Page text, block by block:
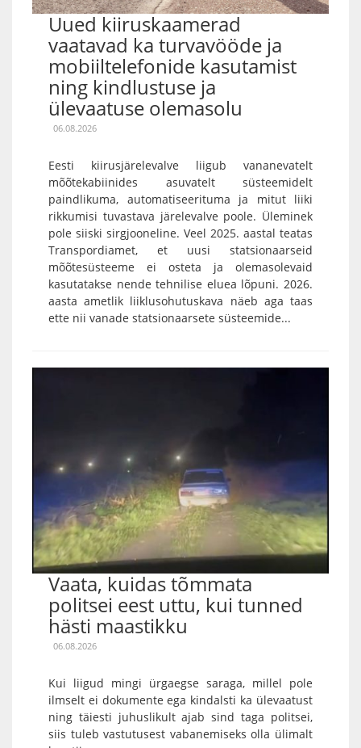
Uued kiiruskaamerad
vaatavad ka turvavööde ja
mobiiltelefonide kasutamist
ning kindlustuse ja
ülevaatuse olemasolu
06.08.2026
Eesti kiirusjärelevalve liigub vananevatelt
mõõtekabiinides asuvatelt süsteemidelt
paindlikuma, automatiseerituma ja mitut liiki
rikkumisi tuvastava järelevalve poole. Üleminek
pole siiski sirgjooneline. Veel 2025. aastal teatas
Transpordiamet, et uusi statsionaarseid
mõõtesüsteeme ei osteta ja olemasolevaid
kasutatakse nende tehnilise eluea lõpuni. 2026.
aasta ametlik liiklusohutuskava näeb aga taas
ette nii vanade statsionaarsete süsteemide...
Vaata, kuidas tõmmata
politsei eest uttu, kui tunned
hästi maastikku
06.08.2026
Kui liigud mingi ürgaegse saraga, millel pole
ilmselt ei dokumente ega kindalsti ka ülevaatust
ning täiesti juhuslikult ajab sind taga politsei,
siis tuleb vastutusest vabanemiseks olla ülimalt